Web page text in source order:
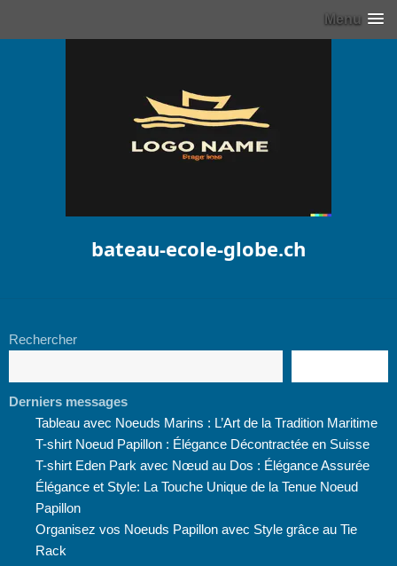
Menu
bateau-ecole-globe.ch
Rechercher
Derniers messages
Tableau avec Noeuds Marins : L’Art de la Tradition Maritime
T-shirt Noeud Papillon : Élégance Décontractée en Suisse
T-shirt Eden Park avec Nœud au Dos : Élégance Assurée
Élégance et Style: La Touche Unique de la Tenue Noeud
Papillon
Organisez vos Noeuds Papillon avec Style grâce au Tie
Rack